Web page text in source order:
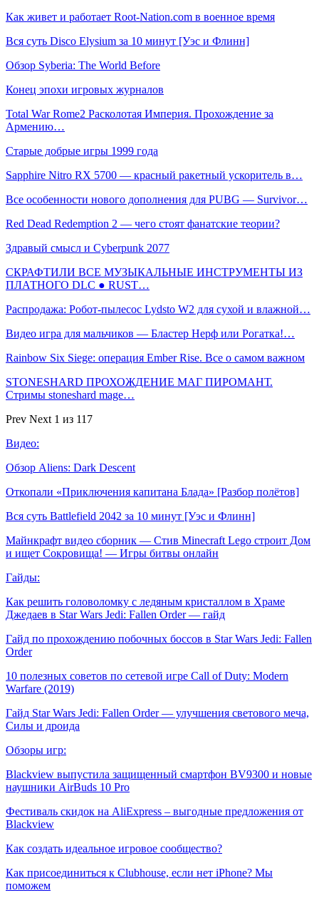
Как живет и работает Root-Nation.com в военное время
Вся суть Disco Elysium за 10 минут [Уэс и Флинн]
Обзор Syberia: The World Before
Конец эпохи игровых журналов
Total War Rome2 Расколотая Империя. Прохождение за
Армению…
Старые добрые игры 1999 года
Sapphire Nitro RX 5700 — красный ракетный ускоритель в…
Все особенности нового дополнения для PUBG — Survivor…
Red Dead Redemption 2 — чего стоят фанатские теории?
Здравый смысл и Cyberpunk 2077
СКРАФТИЛИ ВСЕ МУЗЫКАЛЬНЫЕ ИНСТРУМЕНТЫ ИЗ
ПЛАТНОГО DLC ● RUST…
Распродажа: Робот-пылесос Lydsto W2 для сухой и влажной…
Видео игра для мальчиков — Бластер Нерф или Рогатка!…
Rainbow Six Siege: операция Ember Rise. Все о самом важном
STONESHARD ПРОХОЖДЕНИЕ МАГ ПИРОМАНТ.
Стримы stoneshard mage…
Prev Next 1 из 117
Видео:
Обзор Aliens: Dark Descent
Откопали «Приключения капитана Блада» [Разбор полётов]
Вся суть Battlefield 2042 за 10 минут [Уэс и Флинн]
Майнкрафт видео сборник — Стив Minecraft Lego строит Дом
и ищет Сокровища! — Игры битвы онлайн
Гайды:
Как решить головоломку с ледяным кристаллом в Храме
Джедаев в Star Wars Jedi: Fallen Order — гайд
Гайд по прохождению побочных боссов в Star Wars Jedi: Fallen
Order
10 полезных советов по сетевой игре Call of Duty: Modern
Warfare (2019)
Гайд Star Wars Jedi: Fallen Order — улучшения светового меча,
Силы и дроида
Обзоры игр:
Blackview выпустила защищенный смартфон BV9300 и новые
наушники AirBuds 10 Pro
Фестиваль скидок на AliExpress – выгодные предложения от
Blackview
Как создать идеальное игровое сообщество?
Как присоединиться к Clubhouse, если нет iPhone? Мы
поможем